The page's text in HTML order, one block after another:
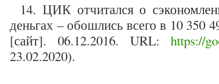
14. ЦИК отчитался о
деньгах – обошлись всего в 10 350
[сайт]. 06.12.2016. URL: https://
23.02.2020).